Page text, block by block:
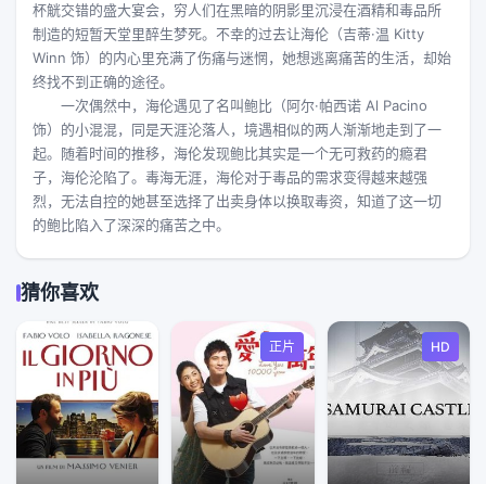
杯觥交错的盛大宴会，穷人们在黑暗的阴影里沉浸在酒精和毒品所
制造的短暂天堂里醉生梦死。不幸的过去让海伦（吉蒂·温 Kitty
Winn 饰）的内心里充满了伤痛与迷惘，她想逃离痛苦的生活，却始
终找不到正确的途径。
一次偶然中，海伦遇见了名叫鲍比（阿尔·帕西诺 Al Pacino
饰）的小混混，同是天涯沦落人，境遇相似的两人渐渐地走到了一
起。随着时间的推移，海伦发现鲍比其实是一个无可救药的瘾君
子，海伦沦陷了。毒海无涯，海伦对于毒品的需求变得越来越强
烈，无法自控的她甚至选择了出卖身体以换取毒资，知道了这一切
的鲍比陷入了深深的痛苦之中。
猜你喜欢
正片 HD